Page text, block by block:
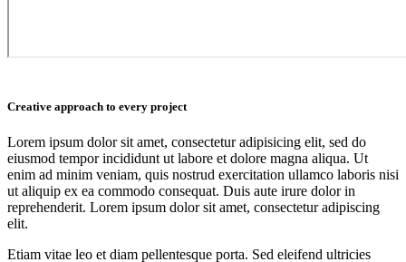
Creative approach to every project
Lorem ipsum dolor sit amet, consectetur adipisicing elit, sed do
eiusmod tempor incididunt ut labore et dolore magna aliqua. Ut
enim ad minim veniam, quis nostrud exercitation ullamco laboris nisi
ut aliquip ex ea commodo consequat. Duis aute irure dolor in
reprehenderit. Lorem ipsum dolor sit amet, consectetur adipiscing
elit.
Etiam vitae leo et diam pellentesque porta. Sed eleifend ultricies